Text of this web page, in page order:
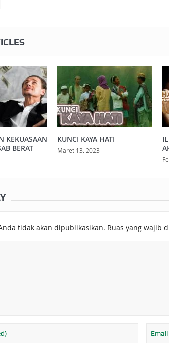
KEKUASAAN
BERAT
KUNCI KAYA HATI
Maret 13, 2023
tidak akan dipublikasikan. Ruas yang wajib